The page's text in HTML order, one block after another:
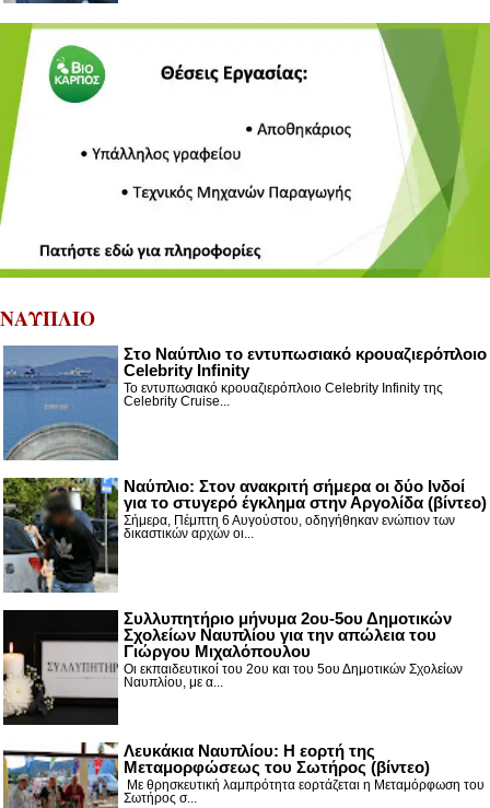
ΝΑΥΠΛΙΟ
Στο Ναύπλιο το εντυπωσιακό κρουαζιερόπλοιο
Celebrity Infinity
Το εντυπωσιακό κρουαζιερόπλοιο Celebrity Infinity της
Celebrity Cruise...
Nαύπλιο: Στον ανακριτή σήμερα οι δύο Ινδοί
για το στυγερό έγκλημα στην Αργολίδα (βίντεο)
Σήμερα, Πέμπτη 6 Αυγούστου, οδηγήθηκαν ενώπιον των
δικαστικών αρχών οι...
Συλλυπητήριο μήνυμα 2ου-5ου Δημοτικών
Σχολείων Ναυπλίου για την απώλεια του
Γιώργου Μιχαλόπουλου
Οι εκπαιδευτικοί του 2ου και του 5ου Δημοτικών Σχολείων
Ναυπλίου, με α...
Λευκάκια Ναυπλίου: Η εορτή της
Μεταμορφώσεως του Σωτήρος (βίντεο)
Με θρησκευτική λαμπρότητα εορτάζεται η Μεταμόρφωση του
Σωτήρος σ...